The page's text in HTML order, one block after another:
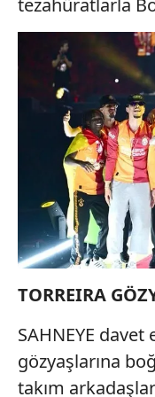
ilgili mevzuata uygun
almak için lütfen
tezahüratlarla
TORREIRA
SAHNEYE
gözyaşlarına
takım